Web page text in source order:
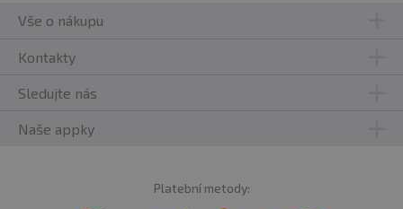
Vše o nákupu
Kontakty
Sledujte nás
Naše appky
Platební metody: